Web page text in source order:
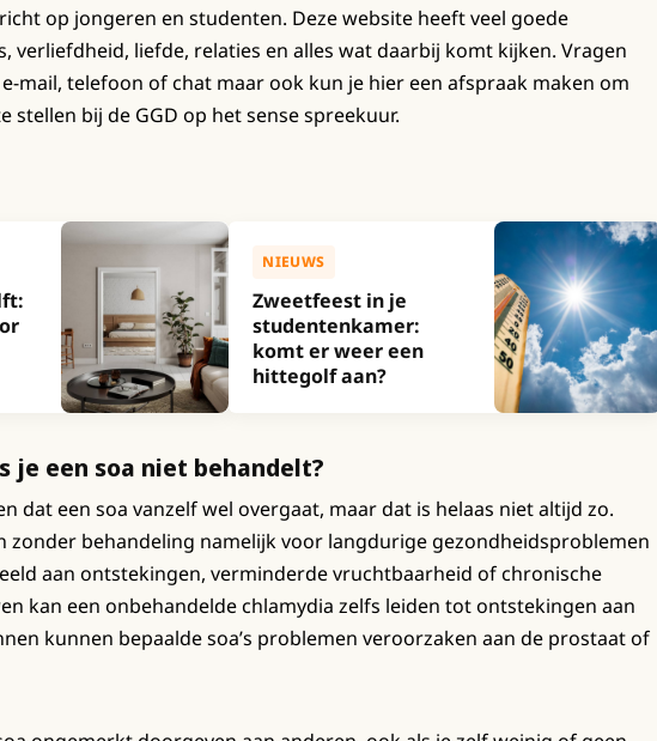
op jongeren en studenten. Deze website heeft veel goede
verliefdheid, liefde, relaties en alles wat daarbij komt kijken. Vragen
mail, telefoon of chat maar ook kun je hier een afspraak maken om
stellen bij de GGD op het sense spreekuur.
NIEUWS
Zweetfeest in je
studentenkamer:
komt er weer een
hittegolf aan?
je een soa niet behandelt?
dat een soa vanzelf wel overgaat, maar dat is helaas niet altijd zo.
zonder behandeling namelijk voor langdurige gezondheidsproblemen
aan ontstekingen, verminderde vruchtbaarheid of chronische
kan een onbehandelde chlamydia zelfs leiden tot ontstekingen aan
kunnen bepaalde soa’s problemen veroorzaken aan de prostaat of